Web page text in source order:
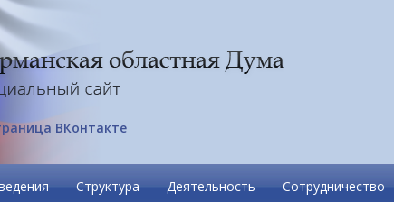
ВКонтакте
Структура Деятельность Сотрудничество